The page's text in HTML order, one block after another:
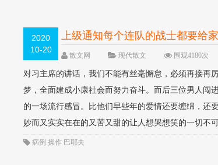
2020
10-20
上级通知每个连队的战士都要给
散文网 现代散文 围观4180次
对习主席的讲话，我们不能有丝毫懈怠，必须再接再
梦，全面建成小康社会而努力奋斗。而后三位男人闯
的一场流行感冒。比他们早些年的爱情还要缠绵，还
妙而又实实在在的又苦又甜的让人想哭想笑的一切不
病例 操作 巴耶夫